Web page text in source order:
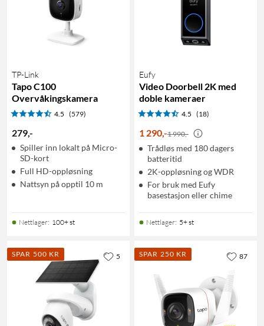
TP-Link
Tapo C100
Overvåkingskamera
4.5 (579)
279,-
Spiller inn lokalt på Micro-
SD-kort
Full HD-oppløsning
Nattsyn på opptil 10 m
Nettlager: 100+ st
Eufy
Video Doorbell 2K med
doble kameraer
4.5 (18)
1 290,-1 990,-
Trådløs med 180 dagers
batteritid
2K-oppløsning og WDR
For bruk med Eufy
basestasjon eller chime
Nettlager: 5+ st
SPAR 500 KR 5 SPAR 250 KR 87